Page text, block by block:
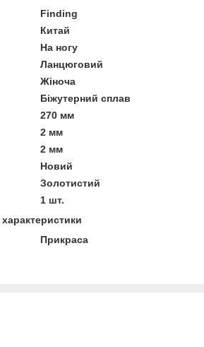
Finding
Китай
На ногу
Ланцюговий
Жіноча
Біжутерний сплав
270 мм
2 мм
2 мм
Новий
Золотистий
1 шт.
Прикраса